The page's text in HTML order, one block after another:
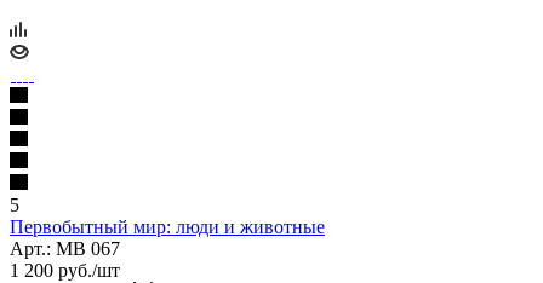
5
Первобытный мир: люди и животные
Арт.: МВ 067
1 200 руб./шт